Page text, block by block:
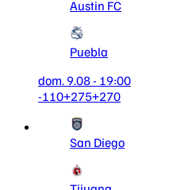
Austin FC
Puebla
dom. 9.08 - 19:00
-110+275+270
San Diego